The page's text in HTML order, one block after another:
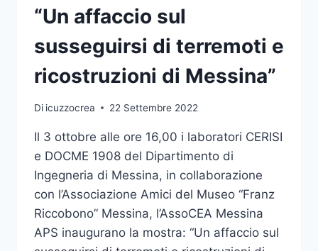
“Un affaccio sul
susseguirsi di terremoti e
ricostruzioni di Messina”
Di icuzzocrea 22 Settembre 2022
Il 3 ottobre alle ore 16,00 i laboratori CERISI
e DOCME 1908 del Dipartimento di
Ingegneria di Messina, in collaborazione
con l’Associazione Amici del Museo “Franz
Riccobono” Messina, l’AssoCEA Messina
APS inaugurano la mostra: “Un affaccio sul